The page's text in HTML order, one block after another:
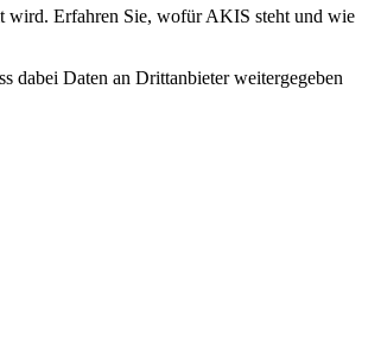
wird. Erfahren Sie, wofür AKIS steht und wie
dabei Daten an Drittanbieter weitergegeben